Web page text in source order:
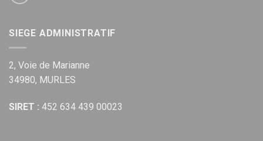
SIEGE ADMINISTRATIF
2, Voie de Marianne
34980, MURLES
SIRET : 452 634 439 00023